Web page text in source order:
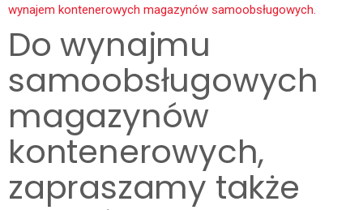
wynajem kontenerowych magazynów samoobsługowych.
Do wynajmu
samoobsługowych
magazynów
kontenerowych,
zapraszamy także